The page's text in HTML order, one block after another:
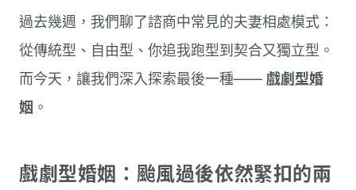
過去幾週，我們聊了諮商中常見的夫妻相處模式：
從傳統型、自由型、你追我跑型到契合又獨立型。
而今天，讓我們深入探索最後一種—— 戲劇型婚
姻 。
戲劇型婚姻：颱風過後依然緊扣的兩